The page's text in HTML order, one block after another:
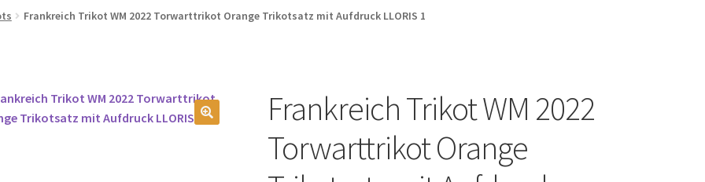
Shop Startseite – EnglishWarenkorb
Frankreich Trikot WM 2022 Torwarttrikot Orange Trikotsatz mit Aufdruck LLORIS 1
Frankreich Trikot WM 2022
Torwarttrikot Orange